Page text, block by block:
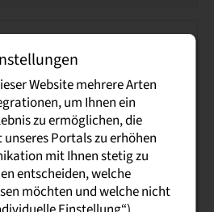
GmbH
Neuwiese/Bergen
Website mehrere Arten
um Ihnen ein
zu ermöglichen, die
Portals zu erhöhen
mit Ihnen stetig zu
entscheiden, welche
möchten und welche nicht